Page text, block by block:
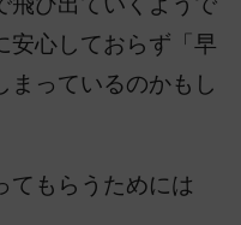
安心しておらず「早
まっているのかもし
てもらうためには